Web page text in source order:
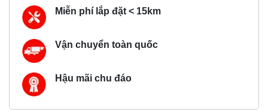
Miễn phí lắp đặt < 15km
Vận chuyển toàn quốc
Hậu mãi chu đáo